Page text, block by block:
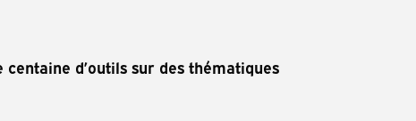
d’outils sur des thématiques